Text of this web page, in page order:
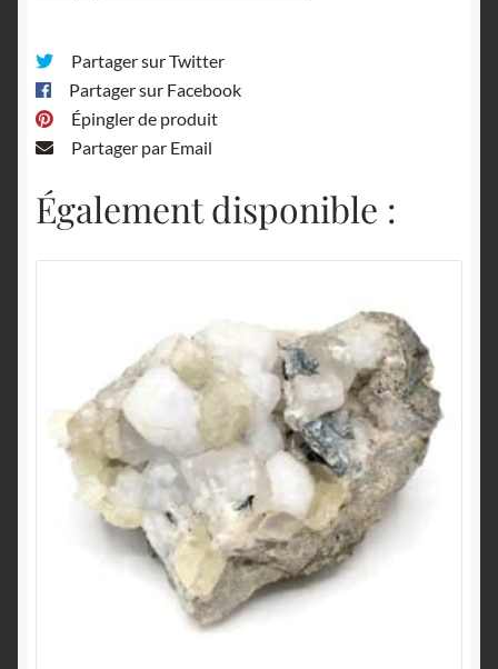
Partager sur Twitter
Partager sur Facebook
Épingler de produit
Partager par Email
Également disponible :